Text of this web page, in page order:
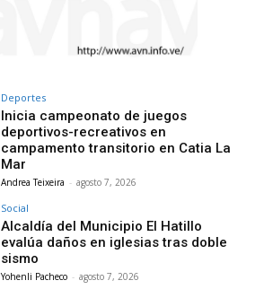
Deportes
Inicia campeonato de juegos
deportivos-recreativos en
campamento transitorio en Catia La
Mar
Andrea Teixeira - agosto 7, 2026
Social
Alcaldía del Municipio El Hatillo
evalúa daños en iglesias tras doble
sismo
Yohenli Pacheco - agosto 7, 2026